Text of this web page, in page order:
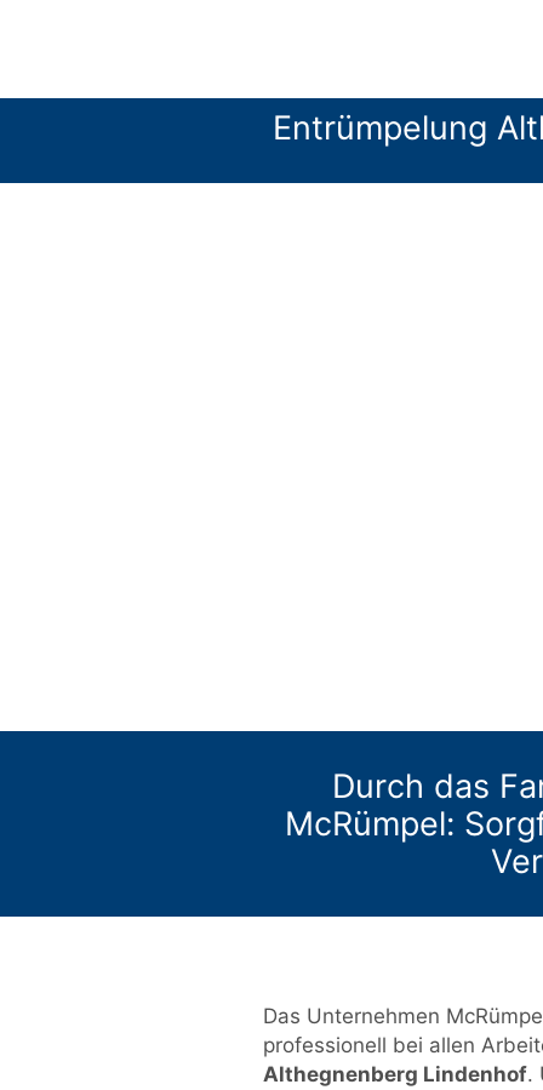
Entrümpelung
Durch das
McRümpel:
Das Unternehmen
professionell bei allen
Althegnenberg Lindenhof.